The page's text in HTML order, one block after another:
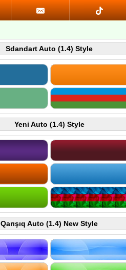
Sdandart Auto (1.4) Style
Yeni Auto (1.4) Style
Qarışıq Auto (1.4) New Style